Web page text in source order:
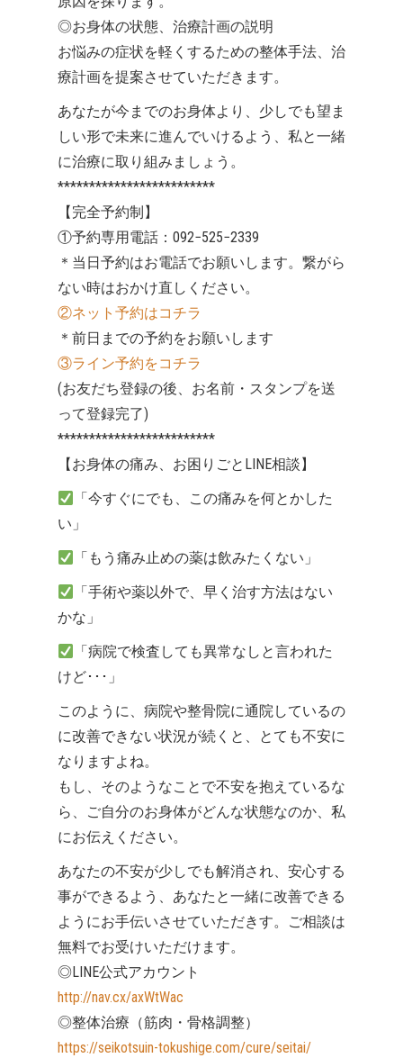
◎お身体の状態、治療計画の説明
お悩みの症状を軽くするための整体手法、治
療計画を提案させていただきます。
あなたが今までのお身体より、少しでも望ま
しい形で未来に進んでいけるよう、私と一緒
に治療に取り組みましょう。
*************************
【完全予約制】
①予約専用電話：092−525−2339
＊当日予約はお電話でお願いします。繋がら
ない時はおかけ直しください。
②ネット予約はコチラ
＊前日までの予約をお願いします
③ライン予約をコチラ
(お友だち登録の後、お名前・スタンプを送
って登録完了)
*************************
【お身体の痛み、お困りごとLINE相談】
「今すぐにでも、この痛みを何とかした
い」
「もう痛み止めの薬は飲みたくない」
「手術や薬以外で、早く治す方法はない
かな」
「病院で検査しても異常なしと言われた
けど･･･」
このように、病院や整骨院に通院しているの
に改善できない状況が続くと、とても不安に
なりますよね。
もし、そのようなことで不安を抱えているな
ら、ご自分のお身体がどんな状態なのか、私
にお伝えください。
あなたの不安が少しでも解消され、安心する
事ができるよう、あなたと一緒に改善できる
ようにお手伝いさせていただきす。ご相談は
無料でお受けいただけます。
◎LINE公式アカウント
http://nav.cx/axWtWac
◎整体治療（筋肉・骨格調整）
https://seikotsuin-tokushige.com/cure/seitai/